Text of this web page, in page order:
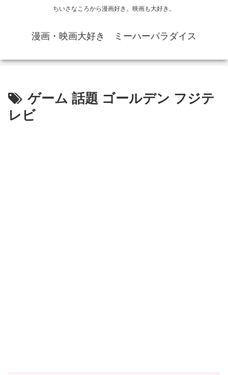
ちいさなころから漫画好き。映画も大好き。
漫画・映画大好き ミーハーパラダイス
ゲーム 話題 ゴールデン フジテ
レビ